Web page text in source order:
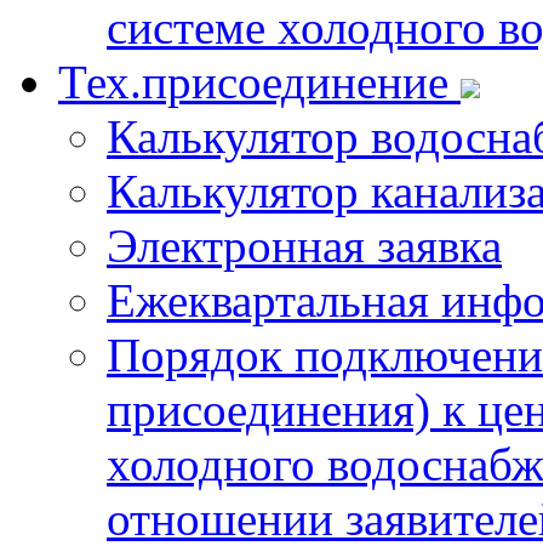
системе холодного
Тех.присоединение
Калькулятор
Калькулятор
Электронная заявка
Ежеквартальная
Порядок
присоединения) к
холодного
отношении